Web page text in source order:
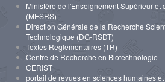
Ministère de l'Enseignement Supérieur et
(MESRS)
Direction Générale de la Recherche
Technologique (DG-RSDT)
Textes Reglementaires (TR)
Centre de Recherche en Biotechnologie
CERIST
portail de revues en sciences humaines